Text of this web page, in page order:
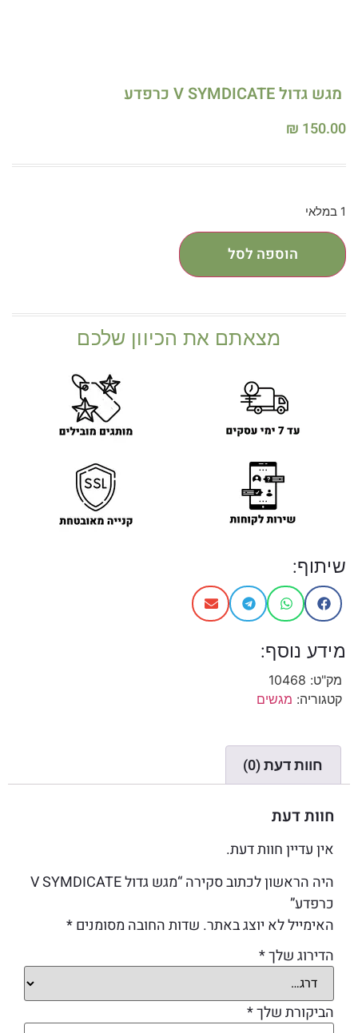
מגש גדול V SYMDICATE כרפדע
₪ 150.00
1 במלאי
הוספה לסל
מצאתם את הכיוון שלכם
שיתוף:
מידע נוסף:
מק"ט: 10468
קטגוריה: מגשים
חוות דעת (0)
חוות דעת
אין עדיין חוות דעת.
היה הראשון לכתוב סקירה “מגש גדול V SYMDICATE
כרפדע”
האימייל לא יוצג באתר. שדות החובה מסומנים*
הדירוג שלך*
הביקורת שלך*